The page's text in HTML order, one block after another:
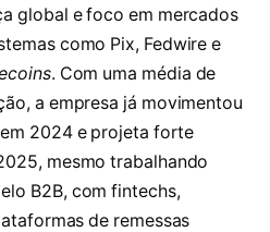
global e foco em mercados
como Pix, Fedwire e
. Com uma média de
a empresa já movimentou
2024 e projeta forte
mesmo trabalhando
B2B, com fintechs,
de remessas